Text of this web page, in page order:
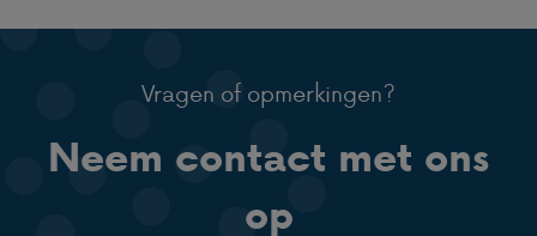
Vragen of opmerkingen?
Neem contact met ons
op